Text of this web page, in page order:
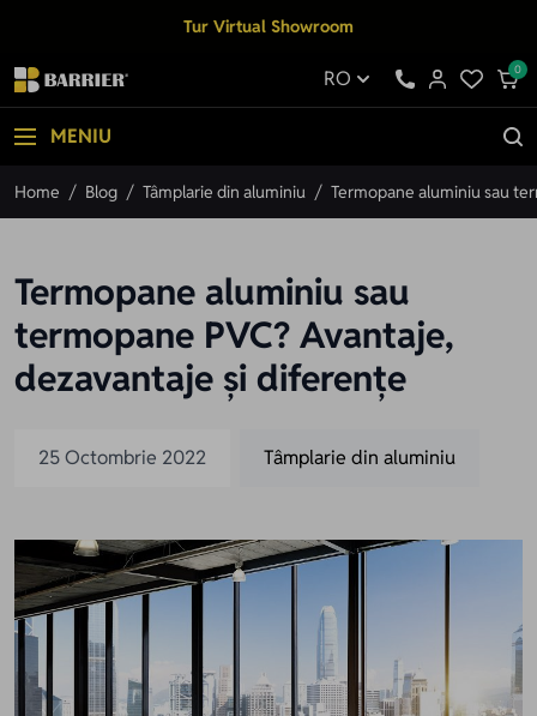
Tur Virtual Showroom
RO 0
MENIU
Home / Blog / Tâmplarie din aluminiu / Termopane aluminiu sau
Termopane aluminiu sau
termopane PVC? Avantaje,
dezavantaje și diferențe
25 Octombrie 2022 Tâmplarie din aluminiu